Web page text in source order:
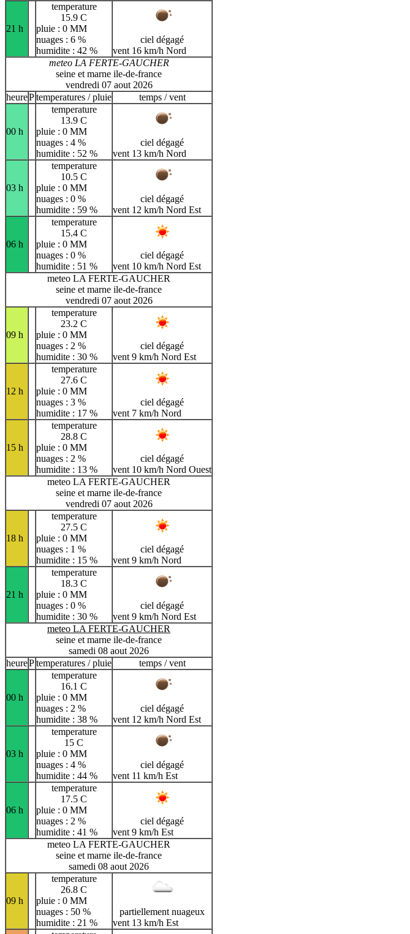
21 h
temperature
15.9 C
pluie : 0 MM
nuages : 6 %
humidite : 42 %
ciel dégagé
vent 16 km/h Nord
meteo LA FERTE-GAUCHER
seine et marne ile-de-france
vendredi 07 aout 2026
heurePtemperatures / pluie temps / vent
00 h
temperature
13.9 C
pluie : 0 MM
nuages : 4 %
humidite : 52 %
ciel dégagé
vent 13 km/h Nord
03 h
temperature
10.5 C
pluie : 0 MM
nuages : 0 %
humidite : 59 %
ciel dégagé
vent 12 km/h Nord Est
06 h
temperature
15.4 C
pluie : 0 MM
nuages : 0 %
humidite : 51 %
ciel dégagé
vent 10 km/h Nord Est
meteo LA FERTE-GAUCHER
seine et marne ile-de-france
vendredi 07 aout 2026
09 h
temperature
23.2 C
pluie : 0 MM
nuages : 2 %
humidite : 30 %
ciel dégagé
vent 9 km/h Nord Est
12 h
temperature
27.6 C
pluie : 0 MM
nuages : 3 %
humidite : 17 %
ciel dégagé
vent 7 km/h Nord
15 h
temperature
28.8 C
pluie : 0 MM
nuages : 2 %
humidite : 13 %
ciel dégagé
vent 10 km/h Nord Ouest
meteo LA FERTE-GAUCHER
seine et marne ile-de-france
vendredi 07 aout 2026
18 h
temperature
27.5 C
pluie : 0 MM
nuages : 1 %
humidite : 15 %
ciel dégagé
vent 9 km/h Nord
21 h
temperature
18.3 C
pluie : 0 MM
nuages : 0 %
humidite : 30 %
ciel dégagé
vent 9 km/h Nord Est
meteo LA FERTE-GAUCHER
seine et marne ile-de-france
samedi 08 aout 2026
heurePtemperatures / pluie temps / vent
00 h
temperature
16.1 C
pluie : 0 MM
nuages : 2 %
humidite : 38 %
ciel dégagé
vent 12 km/h Nord Est
03 h
temperature
15 C
pluie : 0 MM
nuages : 4 %
humidite : 44 %
ciel dégagé
vent 11 km/h Est
06 h
temperature
17.5 C
pluie : 0 MM
nuages : 2 %
humidite : 41 %
ciel dégagé
vent 9 km/h Est
meteo LA FERTE-GAUCHER
seine et marne ile-de-france
samedi 08 aout 2026
09 h
temperature
26.8 C
pluie : 0 MM
nuages : 50 %
humidite : 21 %
partiellement nuageux
vent 13 km/h Est